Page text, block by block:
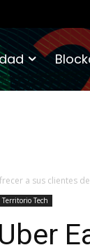
a sus clientes
Territorio Tech